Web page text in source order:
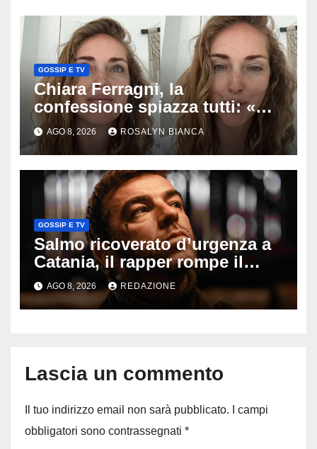
verso la serenità
GOSSIP E TV
Chiara Ferragni, la
confessione spiazza tutti: «Un
mio ex voleva che mi rifacessi
il seno». Poi svela i ritocchi di
cui si è pentita
AGO 8, 2026 ROSALYN BIANCA
GOSSIP E TV
Salmo ricoverato d’urgenza a
Catania, il rapper rompe il
silenzio dopo la notte in
ospedale: come sta e cosa
succede al tour
AGO 8, 2026 REDAZIONE
Lascia un commento
Il tuo indirizzo email non sarà pubblicato.
I campi
obbligatori sono contrassegnati *